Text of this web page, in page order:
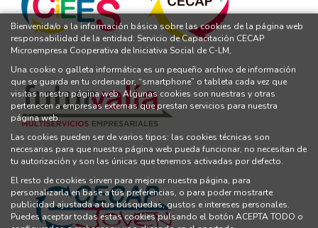
Bienvenida/o a la información básica sobre las cookies de la página web
responsabilidad de la entidad: Servicio de Capacitación CECAP
Microempresa Cooperativa de Iniciativa Social de C-LM,
Una cookie o galleta informática es un pequeño archivo de información
que se guarda en tu ordenador, “smartphone” o tableta cada vez que
visitas nuestra página web. Algunas cookies son nuestras y otras
pertenecen a empresas externas que prestan servicios para nuestra
página web.
Las cookies pueden ser de varios tipos: las cookies técnicas son
necesarias para que nuestra página web pueda funcionar, no necesitan de
tu autorización y son las únicas que tenemos activadas por defecto.
El resto de cookies sirven para mejorar nuestra página, para
personalizarla en base a tus preferencias, o para poder mostrarte
publicidad ajustada a tus búsquedas, gustos e intereses personales.
Puedes aceptar todas estas cookies pulsando el botón ACEPTA TODO o